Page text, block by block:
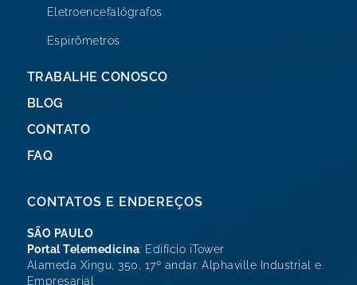
Eletroencefalógrafos
Espirômetros
TRABALHE CONOSCO
BLOG
CONTATO
FAQ
CONTATOS E ENDEREÇOS
SÃO PAULO
Portal Telemedicina: Edifício iTower
Alameda Xingu, 350, 17º andar. Alphaville Industrial e
Empresarial